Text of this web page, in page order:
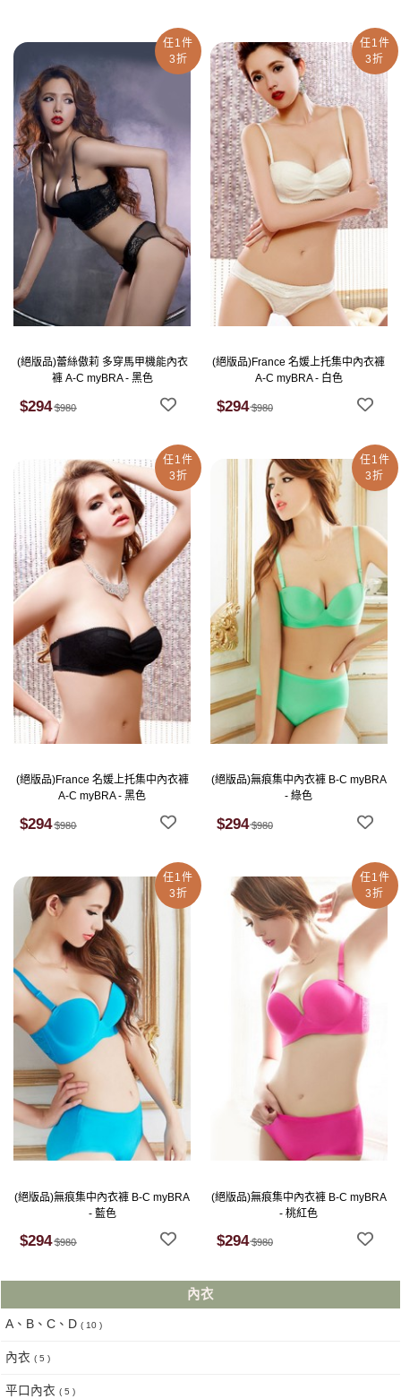
任1件
3折
(絕版品)蕾絲傲莉 多穿馬甲機能內衣
褲 A-C myBRA - 黑色
$294 $980
任1件
3折
(絕版品)France 名媛上托集中內衣褲
A-C myBRA - 白色
$294 $980
任1件
3折
(絕版品)France 名媛上托集中內衣褲
A-C myBRA - 黑色
$294 $980
任1件
3折
(絕版品)無痕集中內衣褲 B-C myBRA
- 綠色
$294 $980
任1件
3折
(絕版品)無痕集中內衣褲 B-C myBRA
- 藍色
$294 $980
任1件
3折
(絕版品)無痕集中內衣褲 B-C myBRA
- 桃紅色
$294 $980
內衣
A、B、C、D ( 10 )
內衣 ( 5 )
平口內衣 ( 5 )